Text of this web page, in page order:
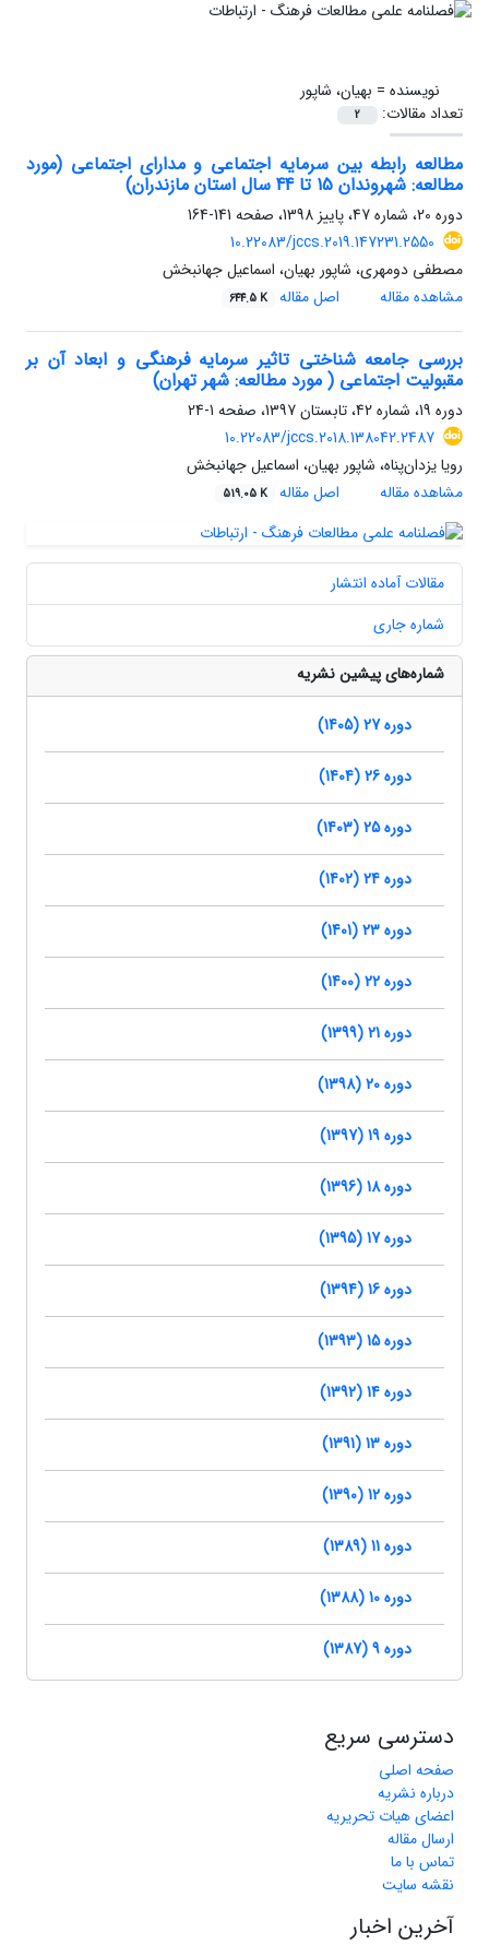
نویسنده = بهیان، شاپور
تعداد مقالات:
2
مطالعه رابطه بین سرمایه اجتماعی و مدارای ‌اجتماعی (مورد
مطالعه: شهروندان 15 تا 44 سال استان مازندران)
دوره 20، شماره 47، پاییز 1398، صفحه
141-164
10.22083/jccs.2019.147231.2550
مصطفی دومهری، شاپور بهیان، اسماعیل جهانبخش
مشاهده مقاله
اصل مقاله 644.5 K
بررسی جامعه شناختی تاثیر سرمایه فرهنگی و ابعاد آن بر
مقبولیت اجتماعی ( مورد مطالعه: شهر تهران)
دوره 19، شماره 42، تابستان 1397، صفحه
1-24
10.22083/jccs.2018.138042.2487
رویا یزدان‌پناه، شاپور بهیان، اسماعیل جهانبخش
مشاهده مقاله
اصل مقاله 519.05 K
مقالات آماده انتشار
شماره جاری
شماره‌های پیشین نشریه
دوره 27 (1405)
دوره 26 (1404)
دوره 25 (1403)
دوره 24 (1402)
دوره 23 (1401)
دوره 22 (1400)
دوره 21 (1399)
دوره 20 (1398)
دوره 19 (1397)
دوره 18 (1396)
دوره 17 (1395)
دوره 16 (1394)
دوره 15 (1393)
دوره 14 (1392)
دوره 13 (1391)
دوره 12 (1390)
دوره 11 (1389)
دوره 10 (1388)
دوره 9 (1387)
دسترسی سریع
صفحه اصلی
درباره نشریه
اعضای هیات تحریریه
ارسال مقاله
تماس با ما
نقشه سایت
آخرین اخبار